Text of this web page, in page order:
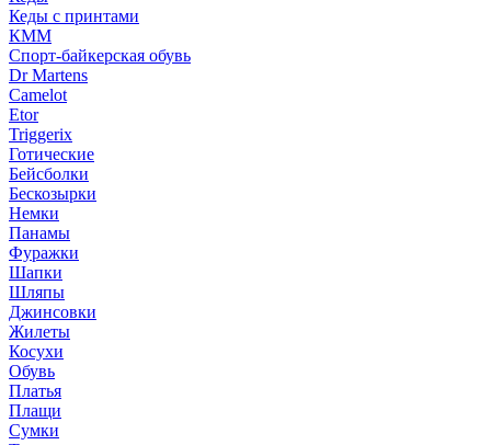
Кеды с принтами
КММ
Спорт-байкерская обувь
Dr Martens
Camelot
Etor
Triggerix
Готические
Бейсболки
Бескозырки
Немки
Панамы
Фуражки
Шапки
Шляпы
Джинсовки
Жилеты
Косухи
Обувь
Платья
Плащи
Сумки